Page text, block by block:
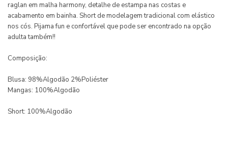
raglan em malha harmony, detalhe de estampa nas costas e
acabamento em bainha. Short de modelagem tradicional com elástico
nos cós. Pijama fun e confortável que pode ser encontrado na opção
adulta também!!
Composição:
Blusa: 98%Algodão 2%Poliéster
Mangas: 100%Algodão
Short: 100%Algodão